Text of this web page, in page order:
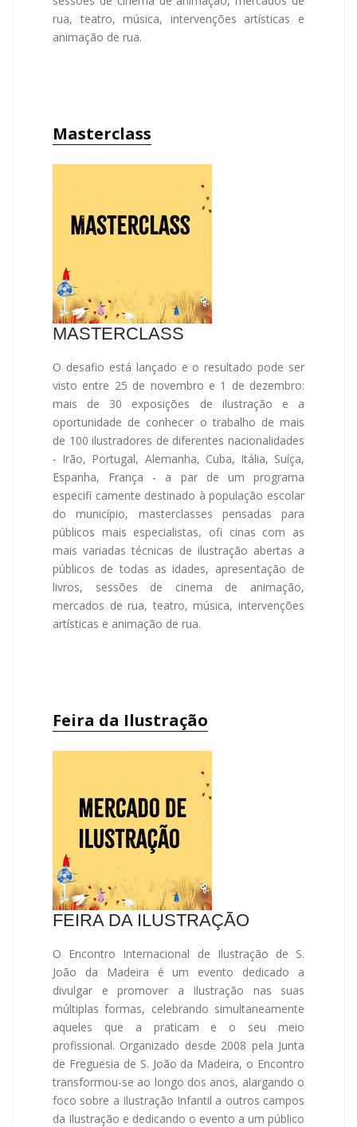
rua, teatro, música, intervenções artísticas e
animação de rua.
Masterclass
MASTERCLASS
O desafio está lançado e o resultado pode ser
visto entre 25 de novembro e 1 de dezembro:
mais de 30 exposições de ilustração e a
oportunidade de conhecer o trabalho de mais
de 100 ilustradores de diferentes nacionalidades
- Irão, Portugal, Alemanha, Cuba, Itália, Suíça,
Espanha, França - a par de um programa
especifi camente destinado à população escolar
do município, masterclasses pensadas para
públicos mais especialistas, ofi cinas com as
mais variadas técnicas de ilustração abertas a
públicos de todas as idades, apresentação de
livros, sessões de cinema de animação,
mercados de rua, teatro, música, intervenções
artísticas e animação de rua.
Feira da Ilustração
FEIRA DA ILUSTRAÇÃO
O Encontro Internacional de Ilustração de S.
João da Madeira é um evento dedicado a
divulgar e promover a Ilustração nas suas
múltiplas formas, celebrando simultaneamente
aqueles que a praticam e o seu meio
profissional. Organizado desde 2008 pela Junta
de Freguesia de S. João da Madeira, o Encontro
transformou-se ao longo dos anos, alargando o
foco sobre a Ilustração Infantil a outros campos
da Ilustração e dedicando o evento a um público